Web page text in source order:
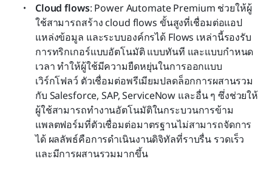
Cloud flows: Power Automate Premium ช่วยให้ผู้
ใช้สามารถสร้าง cloud flows ขั้นสูงที่เชื่อมต่อแอป
แหล่งข้อมูล และระบบองค์กรได้ Flows เหล่านี้รองรับ
การทริกเกอร์แบบอัตโนมัติ แบบทันที และแบบกำหนด
เวลา ทำให้ผู้ใช้มีความยืดหยุ่นในการออกแบบ
เวิร์กโฟลว์ ตัวเชื่อมต่อพรีเมียมปลดล็อกการผสานรวม
กับ Salesforce, SAP, ServiceNow และอื่น ๆ ซึ่งช่วยให้
ผู้ใช้สามารถทำงานอัตโนมัติในกระบวนการข้าม
แพลตฟอร์มที่ตัวเชื่อมต่อมาตรฐานไม่สามารถจัดการ
ได้ ผลลัพธ์คือการดำเนินงานดิจิทัลที่ราบรื่น รวดเร็ว
และมีการผสานรวมมากขึ้น